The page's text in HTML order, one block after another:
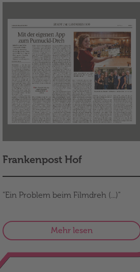
Frankenpost Hof
"Ein Problem beim Filmdreh (...)"
Mehr lesen